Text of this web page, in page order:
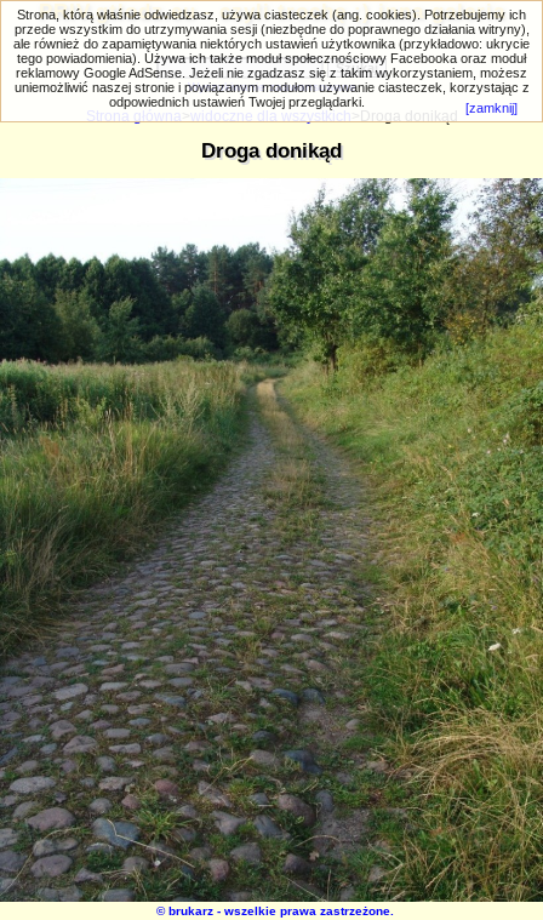
PRIV.gtlodz.eu - czyli trochę ;) inna galeria
Wyszukiwanie zaawansowane
Strona główna widoczne dla wszystkich >Droga donikąd
Droga donikąd
©brukarz - wszelkie prawa zastrzeżone.
Strona, którą właśnie odwiedzasz, używa ciasteczek (ang. cookies). Potrzebujemy ich
przede wszystkim do utrzymywania sesji (niezbędne do poprawnego działania witryny),
ale również do zapamiętywania niektórych ustawień użytkownika (przykładowo: ukrycie
tego powiadomienia). Używa ich także moduł społecznościowy Facebooka oraz moduł
reklamowy Google AdSense. Jeżeli nie zgadzasz się z takim wykorzystaniem, możesz
uniemożliwić naszej stronie i powiązanym modułom używanie ciasteczek, korzystając z
odpowiednich ustawień Twojej przeglądarki.
[zamknij]